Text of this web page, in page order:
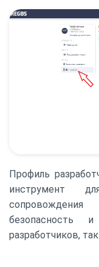
Профиль
инструмент
сопровождения
безопасность
разработчиков,